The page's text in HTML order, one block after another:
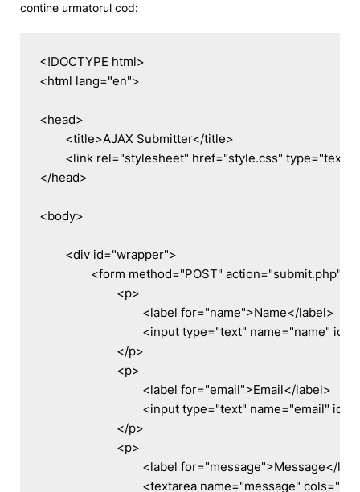
contine urmatorul cod:
<!DOCTYPE html>
<html lang="en">
<head>
</head>
<body>